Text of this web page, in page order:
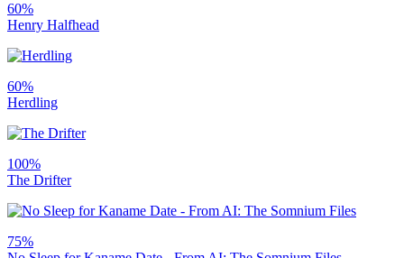
60%
Henry Halfhead
60%
Herdling
100%
The Drifter
75%